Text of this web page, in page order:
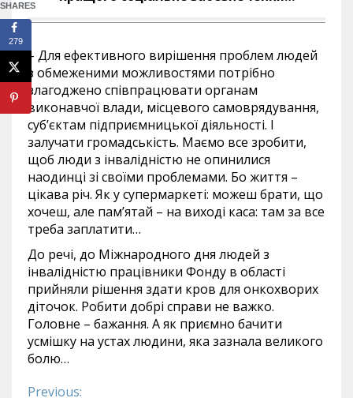
– Для ефективного вирішення проблем людей
з обмеженими можливостями потрібно
злагоджено співпрацювати органам
виконавчої влади, місцевого самоврядування,
суб’єктам підприємницької діяльності. І
залучати громадськість. Маємо все зробити,
щоб люди з інвалідністю не опинилися
наодинці зі своїми проблемами. Бо життя –
цікава річ. Як у супермаркеті: можеш брати, що
хочеш, але пам’ятай – на виході каса: там за все
треба заплатити…
До речі, до Міжнародного дня людей з
інвалідністю працівники Фонду в області
прийняли рішення здати кров для онкохворих
діточок. Робити добрі справи не важко.
Головне – бажання. А як приємно бачити
усмішку на устах людини, яка зазнала великого
болю…
Previous:
SHARES
279